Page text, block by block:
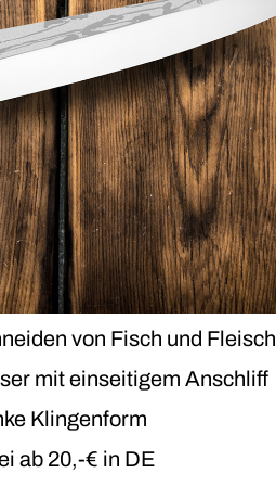
Mehr dazu
Mehr dazu
Mehr dazu
Mehr dazu
von Fisch und Fleisch
mit einseitigem Anschliff
Klingenform
ab 20,-€ in DE